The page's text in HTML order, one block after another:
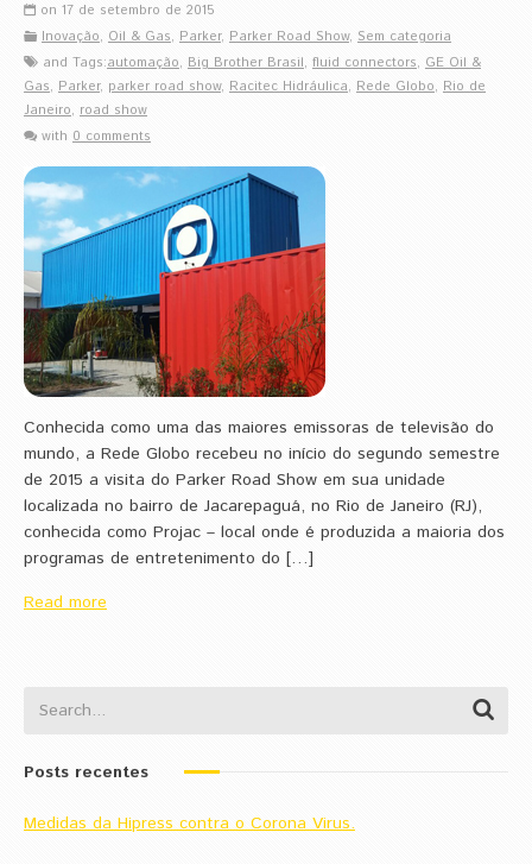
on 17 de setembro de 2015
Inovação, Oil & Gas, Parker, Parker Road Show, Sem categoria
and Tags:automação, Big Brother Brasil, fluid connectors, GE Oil &
Gas, Parker, parker road show, Racitec Hidráulica, Rede Globo, Rio de
Janeiro, road show
with 0 comments
Conhecida como uma das maiores emissoras de televisão do
mundo, a Rede Globo recebeu no início do segundo semestre
de 2015 a visita do Parker Road Show em sua unidade
localizada no bairro de Jacarepaguá, no Rio de Janeiro (RJ),
conhecida como Projac – local onde é produzida a maioria dos
programas de entretenimento do […]
Read more
Posts recentes
Medidas da Hipress contra o Corona Virus.